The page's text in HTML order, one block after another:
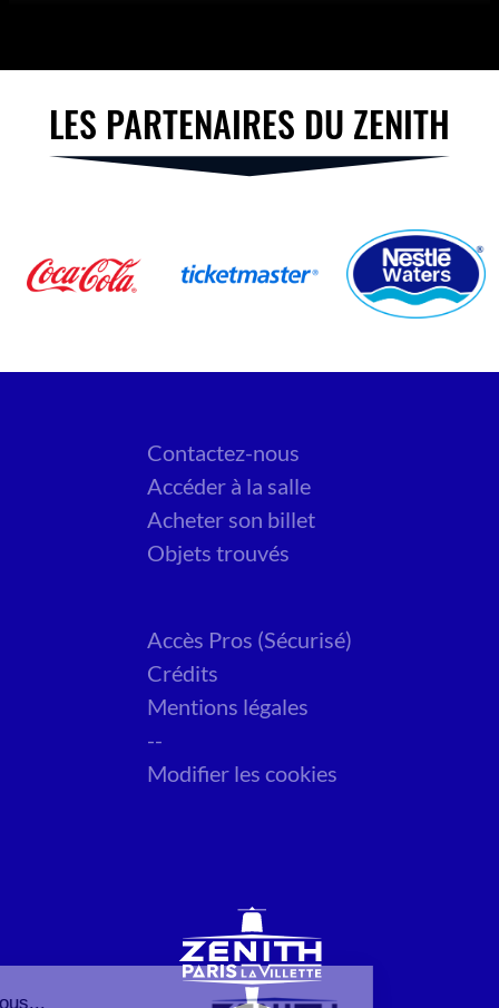
LES PARTENAIRES DU ZENITH
Contactez-nous
Accéder à la salle
Acheter son billet
Objets trouvés
Accès Pros (Sécurisé)
Crédits
Mentions légales
--
Modifier les cookies
Salut c'est nous...